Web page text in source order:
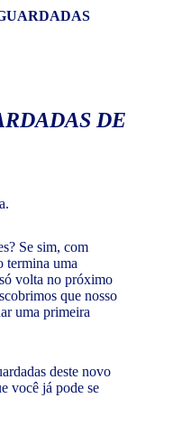
DE
Se sim, com
termina uma
volta no próximo
que nosso
uma primeira
deste novo
você já pode se